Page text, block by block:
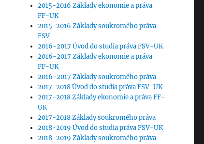
2015-2016 Základy ekonomie a práva
FF-UK
2015-2016 Základy soukromého práva
FSV
2016-2017 Úvod do studia práva FSV-UK
2016-2017 Základy ekonomie a práva
FF-UK
2016-2017 Základy soukromého práva
2017-2018 Úvod do studia práva FSV-UK
2017-2018 Základy ekonomie a práva FF-
UK
2017-2018 Základy soukromého práva
2018-2019 Úvod do studia práva FSV-UK
2018-2019 Základy soukromého práva